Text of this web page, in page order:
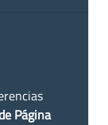
Página